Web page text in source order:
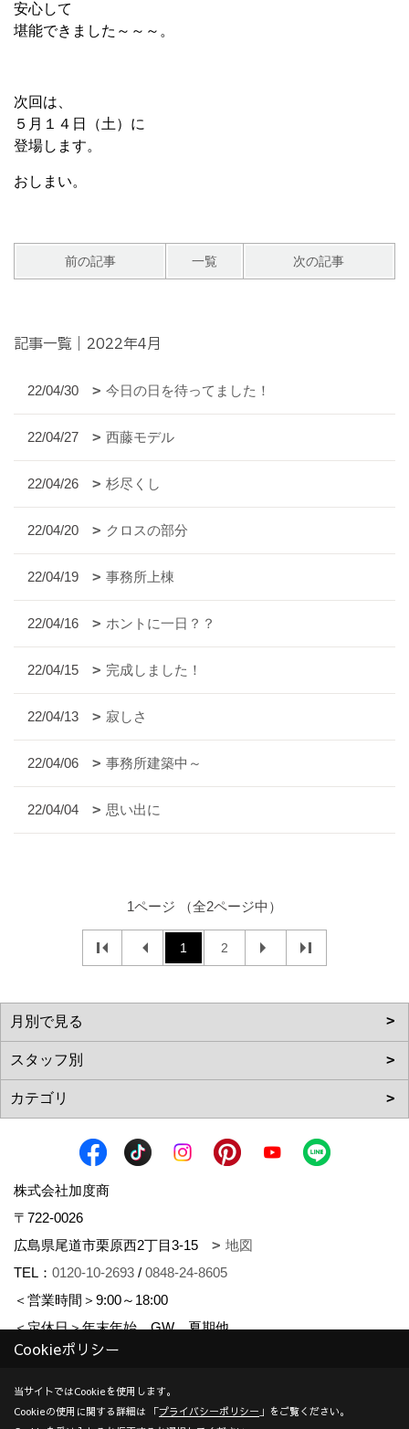
安心して
堪能できました～～～。
次回は、
５月１４日（土）に
登場します。
おしまい。
前の記事 一覧 次の記事
記事一覧｜2022年4月
22/04/30 今日の日を待ってました！
22/04/27 西藤モデル
22/04/26 杉尽くし
22/04/20 クロスの部分
22/04/19 事務所上棟
22/04/16 ホントに一日？？
22/04/15 完成しました！
22/04/13 寂しさ
22/04/06 事務所建築中～
22/04/04 思い出に
1ページ （全2ページ中）
1 2
株式会社加度商
〒722-0026
広島県尾道市栗原西2丁目3-15
地図
TEL： 0120-10-2693 / 0848-24-8605
＜営業時間＞9:00～18:00
＜定休日＞年末年始、GW、夏期他
対応エリア：尾道市 | 福山市 | 三原市
建設業許可（一般） 広島県知事(般-7)第14546号 | 宅地建物取
Cookieポリシー
当サイトではCookieを使用します。
Cookieの使用に関する詳細は 「プライバシーポリシー 」をご覧ください。